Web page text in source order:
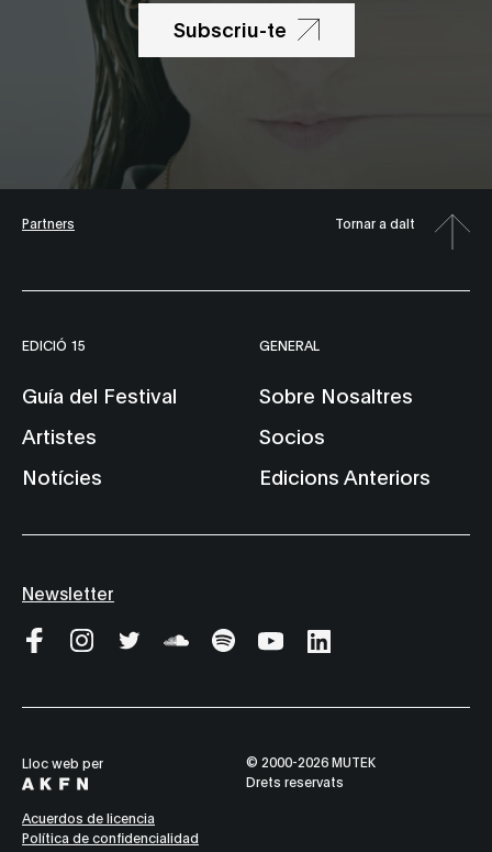
Subscriu-te
Partners Tornar a dalt
EDICIÓ 15
Guía del Festival
Artistes
Notícies
GENERAL
Sobre Nosaltres
Socios
Edicions Anteriors
Newsletter
Lloc web per
© 2000-2026 MUTEK
Drets reservats
Acuerdos de licencia
Política de confidencialidad